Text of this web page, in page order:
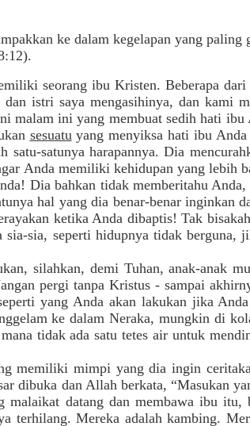
ke dalam kegelapan yang paling
seorang ibu Kristen. Beberapa dari
istri saya mengasihinya, dan kami
malam ini yang membuat sedih hati ibu
sesuatuyang menyiksa hati ibu
satu-satunya harapannya. Dia
Anda memiliki kehidupan yang lebih
Dia bahkan tidak memberitahu
hal yang dia benar-benar inginkan
ketika Anda dibaptis! Tak
sia, seperti hidupnya tidak berguna,
silahkan, demi Tuhan, anak-anak
pergi tanpa Kristus - sampai
yang Anda akan lakukan jika
ke dalam Neraka, mungkin di
tidak ada satu tetes air untuk
memiliki mimpi yang dia ingin
dibuka dan Allah berkata, “Masukan
datang dan membawa ibu itu,
terhilang. Mereka adalah kambing.